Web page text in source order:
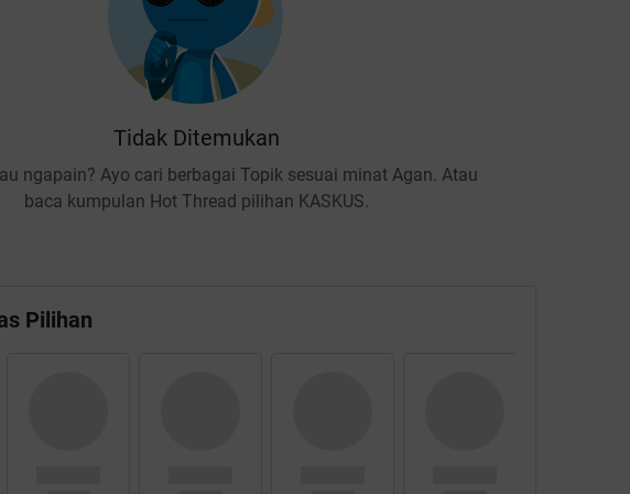
Tidak Ditemukan
ngapain? Ayo cari berbagai Topik sesuai minat Agan. Atau
baca kumpulan Hot Thread pilihan KASKUS.
Pilihan